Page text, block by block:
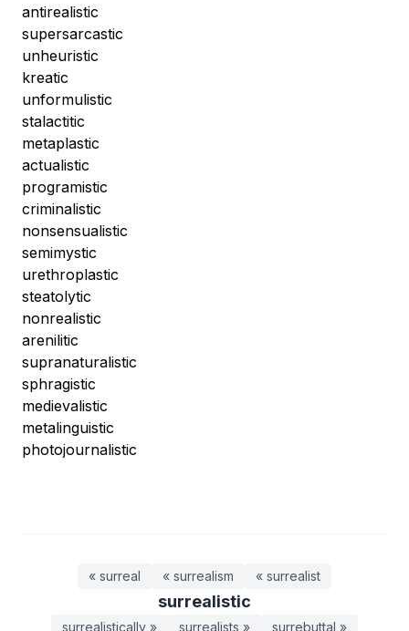
antirealistic
supersarcastic
unheuristic
kreatic
unformulistic
stalactitic
metaplastic
actualistic
programistic
criminalistic
nonsensualistic
semimystic
urethroplastic
steatolytic
nonrealistic
arenilitic
supranaturalistic
sphragistic
medievalistic
metalinguistic
photojournalistic
« surreal « surrealism « surrealist
surrealistic
surrealistically » surrealists » surrebuttal »